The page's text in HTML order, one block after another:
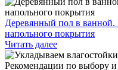
Деревянный пол в ванной.
напольного покрытия
Читать далее